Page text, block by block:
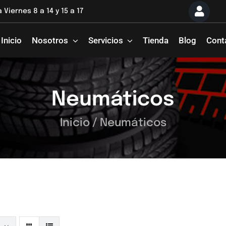
Viernes 8 a 14 y 15 a 17
Inicio Nosotros Servicios Tienda Blog
Neumáticos
Inicio / Neumáticos